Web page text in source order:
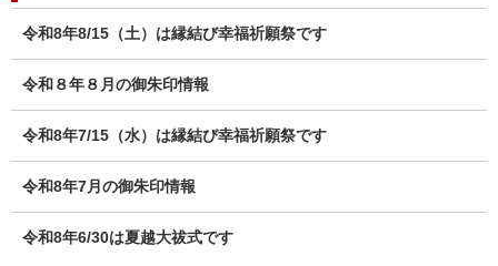
令和8年8/15（土）は縁結び幸福祈願祭です
令和８年８月の御朱印情報
令和8年7/15（水）は縁結び幸福祈願祭です
令和8年7月の御朱印情報
令和8年6/30は夏越大祓式です